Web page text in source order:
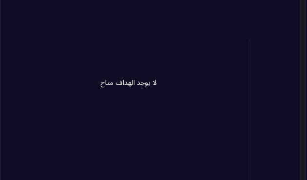
لا يوجد الهداف متاح